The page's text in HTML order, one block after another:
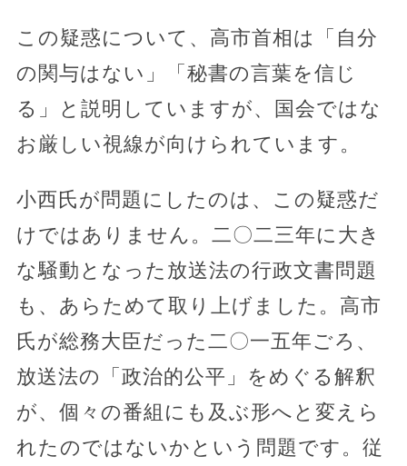
この疑惑について、高市首相は「自分
の関与はない」「秘書の言葉を信じ
る」と説明していますが、国会ではな
お厳しい視線が向けられています。
小西氏が問題にしたのは、この疑惑だ
けではありません。二〇二三年に大き
な騒動となった放送法の行政文書問題
も、あらためて取り上げました。高市
氏が総務大臣だった二〇一五年ごろ、
放送法の「政治的公平」をめぐる解釈
が、個々の番組にも及ぶ形へと変えら
れたのではないかという問題です。従